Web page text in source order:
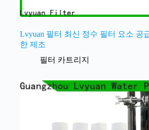
Lvyuan 필터 최신 정수 필터 요소 공
한 제조
필터 카트리지